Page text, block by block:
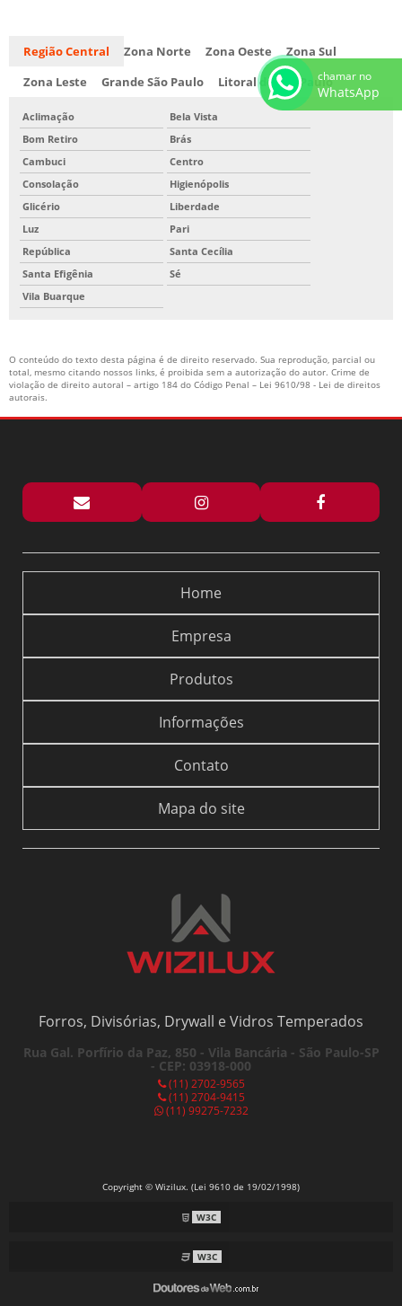
Região Central Zona Norte Zona Oeste
Zona Sul
Zona Leste
Grande São Paulo Litoral de São Paulo
Aclimação
Bela Vista
Bom Retiro
Brás
Cambuci
Centro
Consolação
Higienópolis
Glicério
Liberdade
Luz
Pari
República
Santa Cecília
Santa Efigênia
Sé
Vila Buarque
O conteúdo do texto desta página é de direito reservado. Sua reprodução, parcial ou
total, mesmo citando nossos links, é proibida sem a autorização do autor. Crime de
violação de direito autoral – artigo 184 do Código Penal – Lei 9610/98 - Lei de direitos
autorais.
Home
Empresa
Produtos
Informações
Contato
Mapa do site
Forros, Divisórias, Drywall e Vidros Temperados
Rua Gal. Porfírio da Paz, 850 - Vila Bancária - São Paulo-SP
- CEP: 03918-000
(11) 2702-9565
(11) 2704-9415
(11) 99275-7232
Copyright © Wizilux. (Lei 9610 de 19/02/1998)
W3C
W3C
chamar no
WhatsApp